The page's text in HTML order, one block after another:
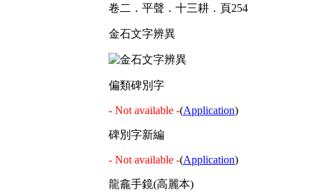
卷二．平聲．十三耕．頁254
金石文字辨異
偏類碑別字
- Not available -(Application)
碑別字新編
- Not available -(Application)
龍龕手鏡(高麗本)